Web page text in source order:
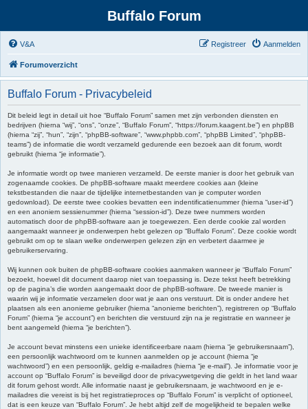
Buffalo Forum
V&A Aanmelden
Registreer
Forumoverzicht
Buffalo Forum - Privacybeleid
Dit beleid legt in detail uit hoe “Buffalo Forum” samen met zijn verbonden diensten en
bedrijven (hierna “wij”, “ons”, “onze”, “Buffalo Forum”, “https://forum.kaagent.be”) en phpBB
(hierna “zij”, “hun”, “zijn”, “phpBB-software”, “www.phpbb.com”, “phpBB Limited”, “phpBB-
teams”) de informatie die wordt verzameld gedurende een bezoek aan dit forum, wordt
gebruikt (hierna “je informatie”).
Je informatie wordt op twee manieren verzameld. De eerste manier is door het gebruik van
zogenaamde cookies. De phpBB-software maakt meerdere cookies aan (kleine
tekstbestanden die naar de tijdelijke internetbestanden van je computer worden
gedownload). De eerste twee cookies bevatten een indentificatienummer (hierna “user-id”)
en een anoniem sessienummer (hierna “session-id”). Deze twee nummers worden
automatisch door de phpBB-software aan je toegewezen. Een derde cookie zal worden
aangemaakt wanneer je onderwerpen hebt gelezen op “Buffalo Forum”. Deze cookie wordt
gebruikt om op te slaan welke onderwerpen gelezen zijn en verbetert daarmee je
gebruikerservaring.
Wij kunnen ook buiten de phpBB-software cookies aanmaken wanneer je “Buffalo Forum”
bezoekt, hoewel dit document daarop niet van toepassing is. Deze tekst heeft betrekking
op de pagina’s die worden aangemaakt door de phpBB-software. De tweede manier is
waarin wij je informatie verzamelen door wat je aan ons verstuurt. Dit is onder andere het
plaatsen als een anonieme gebruiker (hierna “anonieme berichten”), registreren op “Buffalo
Forum” (hierna “je account”) en berichten die verstuurd zijn na je registratie en wanneer je
bent aangemeld (hierna “je berichten”).
Je account bevat minstens een unieke identificeerbare naam (hierna “je gebruikersnaam”),
een persoonlijk wachtwoord om te kunnen aanmelden op je account (hierna “je
wachtwoord”) en een persoonlijk, geldig e-mailadres (hierna “je e-mail”). Je informatie voor je
account op “Buffalo Forum” is beveiligd door de privacywetgeving die geldt in het land waar
dit forum gehost wordt. Alle informatie naast je gebruikersnaam, je wachtwoord en je e-
mailadres die vereist is bij het registratieproces op “Buffalo Forum” is verplicht of optioneel,
dat is een keuze van “Buffalo Forum”. Je hebt altijd zelf de mogelijkheid te bepalen welke